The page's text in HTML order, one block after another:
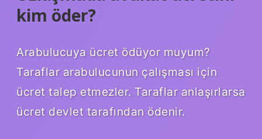
kim öder?
Arabulucuya ücret ödüyor muyum?
Taraflar arabulucunun çalışması için
ücret talep etmezler. Taraflar anlaşırlarsa
ücret devlet tarafından ödenir.